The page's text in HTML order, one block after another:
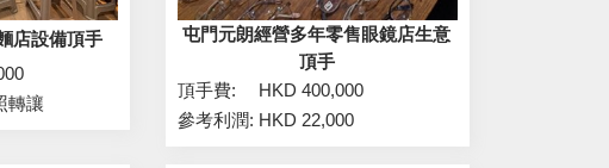
店設備頂手
轉讓
屯門元朗經營多年零售眼鏡店生意
頂手
頂手費:
HKD 400,000
參考利潤: HKD 22,000